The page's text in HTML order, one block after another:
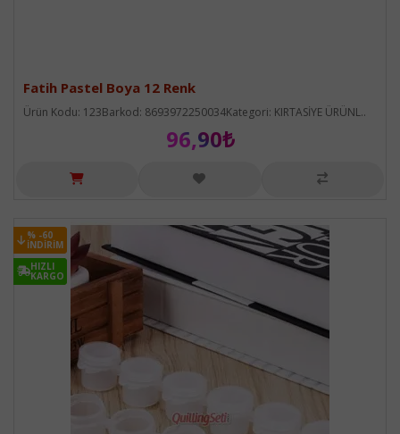
Fatih Pastel Boya 12 Renk
Ürün Kodu: 123Barkod: 8693972250034Kategori: KIRTASİYE ÜRÜNL..
96,90₺
% -60
İNDIRIM
HIZLI
KARGO
% -60
İNDIRIM
HIZLI
KARGO